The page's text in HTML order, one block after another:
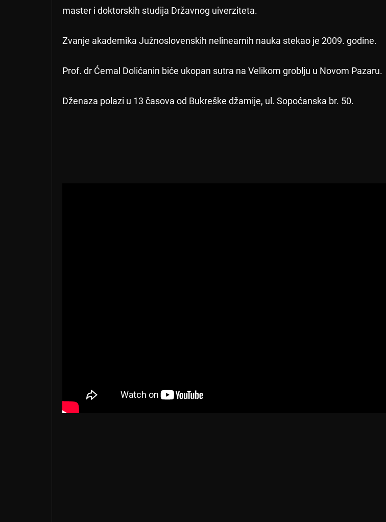
master i doktorskih studija Državnog uiverziteta.
Zvanje akademika Južnoslovenskih nelinearnih nauka stekao je 2009. godine.
Prof. dr Ćemal Dolićanin biće ukopan sutra na Velikom groblju u Novom Pazaru.
Dženaza polazi u 13 časova od Bukreške džamije, ul. Sopoćanska br. 50.